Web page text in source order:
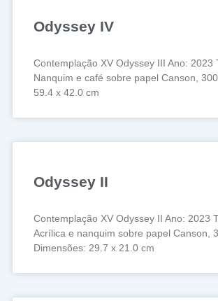
Odyssey IV
Contemplação XV Odyssey III Ano: 2023
Nanquim e café sobre papel Canson,
59.4 x 42.0 cm
Odyssey II
Contemplação XV Odyssey II Ano: 2023
Acrílica e nanquim sobre papel Canson,
Dimensões: 29.7 x 21.0 cm